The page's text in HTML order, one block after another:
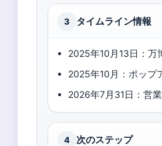
3 タイムライン情報
2025年10月13日：万
2025年10月：ポップ
2026年7月31日：営
4 次のステップ